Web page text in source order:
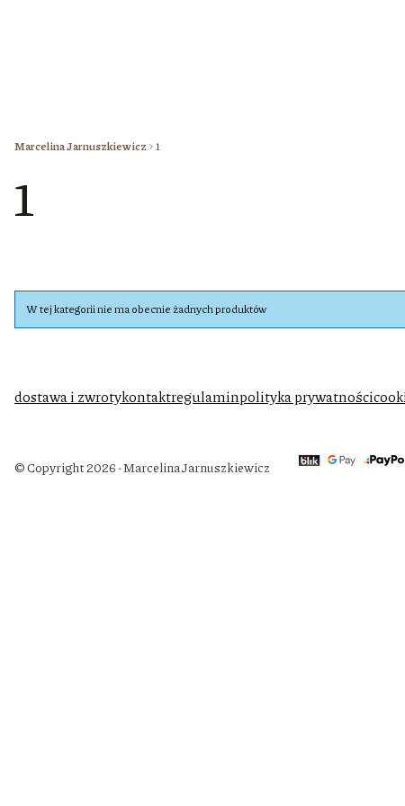
Marcelina Jarnuszkiewicz 1
1
Lista produktów
W tej kategorii nie ma obecnie żadnych produktów
dostawa i zwrotykontaktregulaminpolityka prywatności
© Copyright 2026 - Marcelina Jarnuszkiewicz